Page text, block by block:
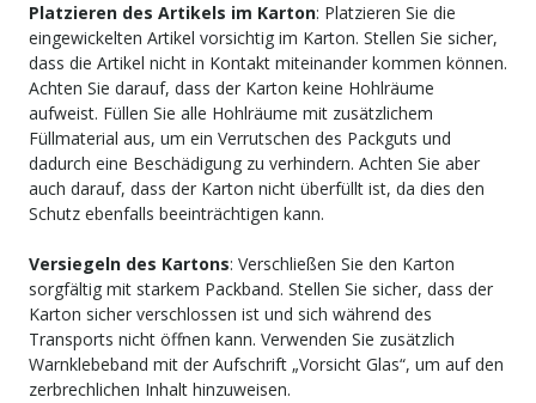
Platzieren des Artikels im Karton: Platzieren Sie die
eingewickelten Artikel vorsichtig im Karton. Stellen Sie sicher,
dass die Artikel nicht in Kontakt miteinander kommen können.
Achten Sie darauf, dass der Karton keine Hohlräume
aufweist. Füllen Sie alle Hohlräume mit zusätzlichem
Füllmaterial aus, um ein Verrutschen des Packguts und
dadurch eine Beschädigung zu verhindern. Achten Sie aber
auch darauf, dass der Karton nicht überfüllt ist, da dies den
Schutz ebenfalls beeinträchtigen kann.
Versiegeln des Kartons: Verschließen Sie den Karton
sorgfältig mit starkem Packband. Stellen Sie sicher, dass der
Karton sicher verschlossen ist und sich während des
Transports nicht öffnen kann. Verwenden Sie zusätzlich
Warnklebeband mit der Aufschrift „Vorsicht Glas“, um auf den
zerbrechlichen Inhalt hinzuweisen.